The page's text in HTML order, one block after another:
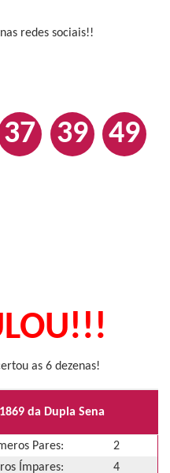
redes sociais!!
37 39 49
as 6 dezenas!
da Dupla Sena
Pares:
2
Ímpares:
4